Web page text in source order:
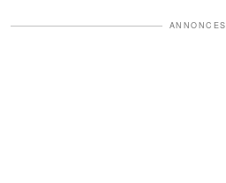
ANNONCES